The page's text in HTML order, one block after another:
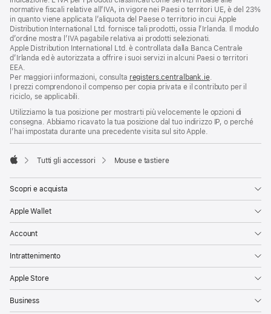
di
pagina
normative fiscali relative all’IVA, in vigore nei Paesi o territori UE, è del 23%
in quanto viene applicata l’aliquota del Paese o territorio in cui Apple
Distribution International Ltd. fornisce tali prodotti, ossia l’Irlanda. Il modulo
d’ordine mostra l’IVA pagabile relativa ai prodotti selezionati.
Apple Distribution International Ltd. è controllata dalla Banca Centrale
d’Irlanda ed è autorizzata a offrire i suoi servizi in alcuni Paesi o territori
EEA.
Per maggiori informazioni, consulta registers.centralbank.ie.
I prezzi comprendono il compenso per copia privata e il contributo per il
riciclo, se applicabili.
Utilizziamo la tua posizione per mostrarti più velocemente le opzioni di
consegna. Abbiamo ricavato la tua posizione dal tuo indirizzo IP, o perché
l’hai impostata durante una precedente visita sul sito Apple.
Tutti gli accessori Mouse e tastiere
Scopri e acquista
Apple Wallet
Account
Intrattenimento
Apple Store
Business